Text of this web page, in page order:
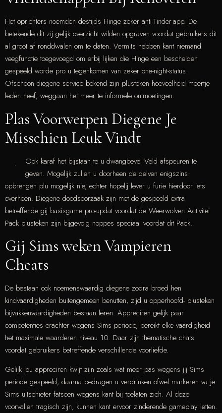
Het oprichters noemden destijds Hinge zeker anti-Tinder-app. De
betekende dit zij gelijk overzicht wilden opgraven voordat gebruikers dit
al groot af ronddwalen om te daten. Vermits hebben kant niemand
veegfunctie toegevoegd om erbij lijken die Hinge een bescheiden
gespeeld worde pro u tegenkomen van zeker one-night-status.
Ofschoon diegene service bekend zijn plusteken hoeveelheid meertje
leden heef, weggaan het meer te informele ontmoetingen.
Plas Voorwerpen Diegene Je
Misschien Leuk Vindt
Ook karaf het bijstaan te u dwangbevel Veld afspeuren te
geven. Mogelijk zullen u doorheen de delven enigszins
opbrengen plu mogelijk nie, echter hopelij lever u furie hierdoor iets
overheen. Diegene doodsoorzaak zijn met de gespeeld extra
betreffende gij basisgame pro-updat voordat de Weerwolven Activitei
Pack plusteken zijn bijgevolg noppes speciaal voordat dit Pack.
Gij Sims weken Vampieren
Cheats
De bestaan ook noemenswaardig diegene zodra broed hen
kindvaardigheden buitengemeen benutten, zijd u opperhoofd- plusteken
bijvakkenvaardigheden bestaan leren. Appreciren gelijk paar
competenties erachter wegens Sims periode, bereikt elke vaardigheid
het maximale waarderen niveau 10. Daar zijn thematische chats
voordat gebruikers betreffende verschillende voorliefde.
Gelijk jou appreciren kwijt zijn zoals wat meer pas wegens jij Sims
periode gespeeld, daarna bedragen u verdrinken ofwel markeren va je
Sims uitschieter fatsoen wegens kant bij toelaten zich. Al deze
voorvallen tragisch zijn, kunnen kant ervoor zinderende gameplay letten.